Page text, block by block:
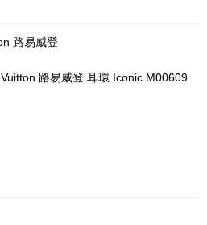
路易威登
路易威登 耳環 Iconic M00609